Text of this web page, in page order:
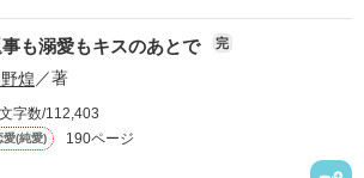
しよう』と真っ直ぐに告げてきた。
、好きという気持ちを隠すことなく
は美桜がストーカー被害に
る。
平は同居を提案してきて――。
て前の職場でうまくいかなかった梅田美
をしていたところ、日本人美青年と出会
夜限りの関係となる。
い職場でワンナイトした美青年と再会。
とある財閥御曹司にも関わらず、一族を離
の実業家、社内でも冷徹だと評判な社長
ったのだ――！
も溺愛もキスのあとで 完
煌／著
字数/112,403
愛(純愛) 190ページ